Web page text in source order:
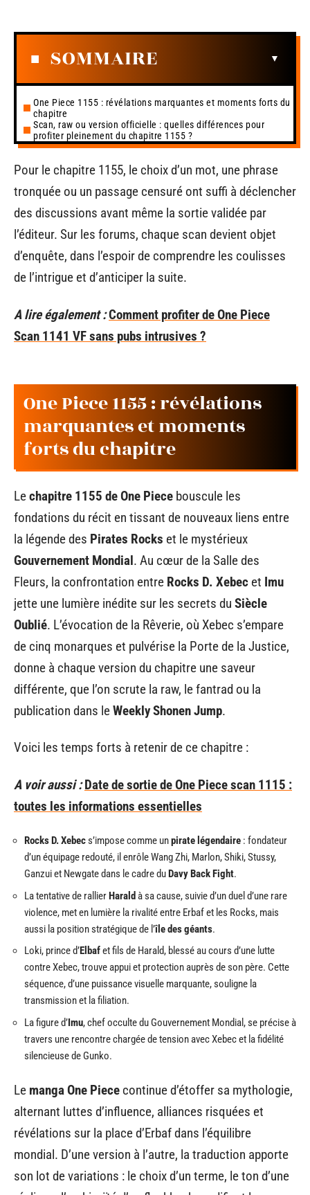
SOMMAIRE
One Piece 1155 : révélations marquantes et moments forts du
chapitre
Scan, raw ou version officielle : quelles différences pour
profiter pleinement du chapitre 1155 ?
Pour le chapitre 1155, le choix d’un mot, une phrase
tronquée ou un passage censuré ont suffi à déclencher
des discussions avant même la sortie validée par
l’éditeur. Sur les forums, chaque scan devient objet
d’enquête, dans l’espoir de comprendre les coulisses
de l’intrigue et d’anticiper la suite.
A lire également :Comment profiter de One Piece
Scan 1141 VF sans pubs intrusives ?
One Piece 1155 : révélations
marquantes et moments
forts du chapitre
Lechapitre 1155 de One Piece bouscule les
fondations du récit en tissant de nouveaux liens entre
la légende des Pirates Rocks et le mystérieux
Gouvernement Mondial. Au cœur de la Salle des
Fleurs, la confrontation entre Rocks D. Xebec et Imu
jette une lumière inédite sur les secrets du Siècle
Oublié. L’évocation de la Rêverie, où Xebec s’empare
de cinq monarques et pulvérise la Porte de la Justice,
donne à chaque version du chapitre une saveur
différente, que l’on scrute la raw, le fantrad ou la
publication dans leWeekly Shonen Jump.
Voici les temps forts à retenir de ce chapitre :
A voir aussi : Date de sortie de One Piece scan 1115 :
toutes les informations essentielles
Rocks D. Xebecs’impose comme unpirate légendaire : fondateur
d’un équipage redouté, il enrôle Wang Zhi, Marlon, Shiki, Stussy,
Ganzui et Newgate dans le cadre duDavy Back Fight.
La tentative de rallierHarald à sa cause, suivie d’un duel d’une rare
violence, met en lumière la rivalité entre Erbaf et les Rocks, mais
aussi la position stratégique de l’île des géants.
Loki, prince d’Elbafet fils de Harald, blessé au cours d’une lutte
contre Xebec, trouve appui et protection auprès de son père. Cette
séquence, d’une puissance visuelle marquante, souligne la
transmission et la filiation.
La figure d’Imu, chef occulte du Gouvernement Mondial, se précise à
travers une rencontre chargée de tension avec Xebec et la fidélité
silencieuse de Gunko.
Le manga One Piece continue d’étoffer sa mythologie,
alternant luttes d’influence, alliances risquées et
révélations sur la place d’Erbaf dans l’équilibre
mondial. D’une version à l’autre, la traduction apporte
son lot de variations : le choix d’un terme, le ton d’une